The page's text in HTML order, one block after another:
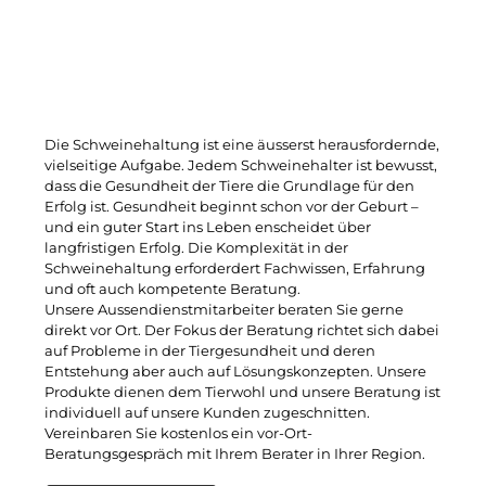
Die Schweinehaltung ist eine äusserst herausfordernde,
vielseitige Aufgabe. Jedem Schweinehalter ist bewusst,
dass die Gesundheit der Tiere die Grundlage für den
Erfolg ist. Gesundheit beginnt schon vor der Geburt –
und ein guter Start ins Leben enscheidet über
langfristigen Erfolg. Die Komplexität in der
Schweinehaltung erforderdert Fachwissen, Erfahrung
und oft auch kompetente Beratung.
Unsere Aussendienstmitarbeiter beraten Sie gerne
direkt vor Ort. Der Fokus der Beratung richtet sich dabei
auf Probleme in der Tiergesundheit und deren
Entstehung aber auch auf Lösungskonzepten. Unsere
Produkte dienen dem Tierwohl und unsere Beratung ist
individuell auf unsere Kunden zugeschnitten.
Vereinbaren Sie kostenlos ein vor-Ort-
Beratungsgespräch mit Ihrem Berater in Ihrer Region.